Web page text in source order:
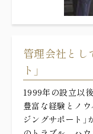
管理会社とし
ト」
1999年の設立以
豊富な経験とノ
ジングサポート